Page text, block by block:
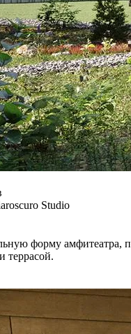
Studio
форму амфитеатра,
террасой.